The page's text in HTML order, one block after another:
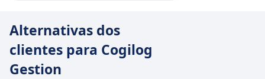
Alternativas dos
clientes para Cogilog
Gestion